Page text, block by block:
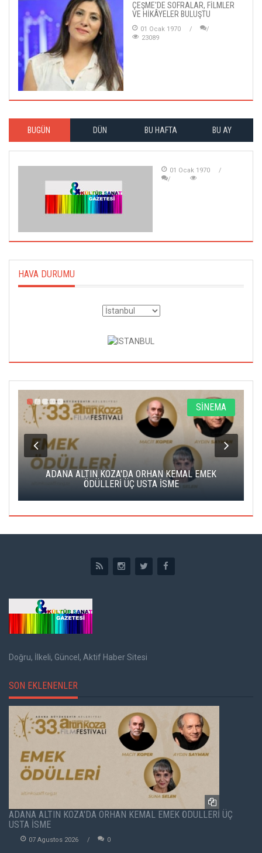
ÇEŞME'DE SOFRALAR, FİLMLER
VE HİKÂYELER BULUŞTU
01 Ocak 1970
23089
BUGÜN DÜN BU HAFTA BU AY
01 Ocak 1970
HAVA DURUMU
SİNEMA
ADANA ALTIN KOZA'DA ORHAN KEMAL EMEK
ÖDÜLLERİ ÜÇ USTA İSME
Doğru, İlkeli, Güncel, Aktif Haber Sitesi
SON EKLENENLER
ADANA ALTIN KOZA'DA ORHAN KEMAL EMEK ÖDÜLLERİ ÜÇ
USTA İSME
07 Agustos 2026 0